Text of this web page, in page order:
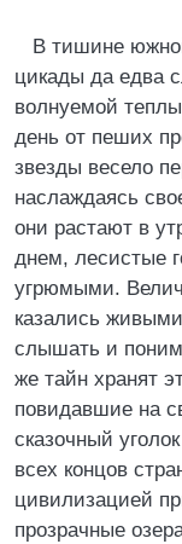
В тишине
цикады да едва
волнуемой
день от пеших
звезды весело
наслаждаясь
они растают в
днем, лесистые
угрюмыми.
казались
слышать и
же тайн хранят
повидавшие на
сказочный
всех концов
цивилизацией
прозрачные